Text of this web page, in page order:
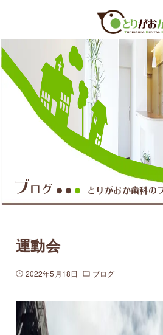
ブログ ●● ● とりがおか歯科の
運動会
2022年5月18日 ブログ